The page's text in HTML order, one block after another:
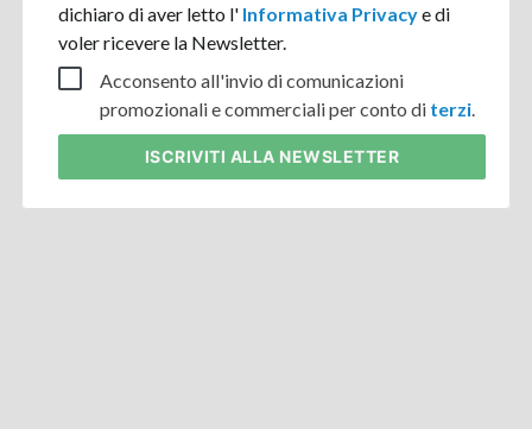
dichiaro di aver letto l' Informativa Privacye di
voler ricevere la Newsletter.
Acconsento all'invio di comunicazioni
promozionali e commerciali per conto di terzi
ISCRIVITI ALLA NEWSLETTER